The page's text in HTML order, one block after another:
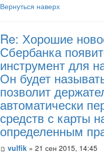
Вернуться наверх
Re: Хорошие
Сбербанка
инструмент для
Он будет
позволит
автоматически
средств с карты
определенным
vulfik » 21 сен 2015, 14:45